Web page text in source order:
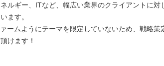
ルギー、ITなど、幅広い業界のクライアントに対
ます。
ームようにテーマを限定していないため、戦略策
けます！